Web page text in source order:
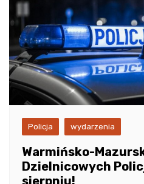
Policja wydarzenia
Warmińsko-
Dzielnicowych